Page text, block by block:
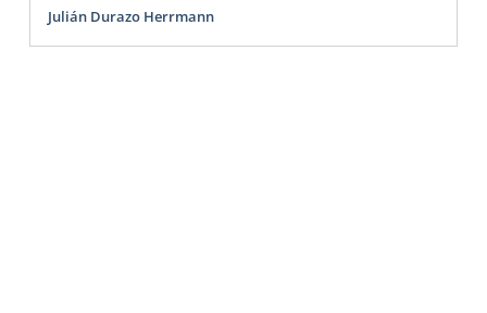
Julián Durazo Herrmann